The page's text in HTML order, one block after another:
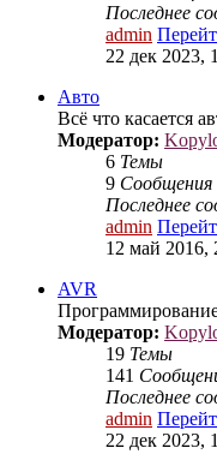
Последнее
admin
22 дек 2023,
Авто
Всё что касается
Модератор:
6 Темы
9 Сообщения
Последнее
admin
12 май 2016,
AVR
Модератор:
19 Темы
141
Последнее
admin
22 дек 2023,